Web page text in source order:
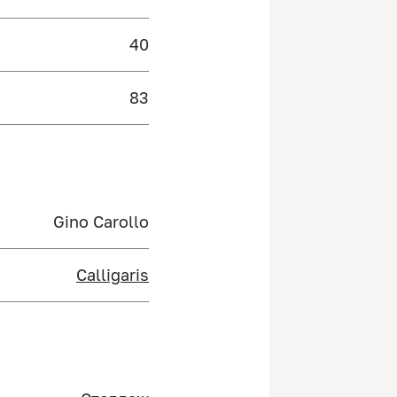
40
83
Gino Carollo
Calligaris